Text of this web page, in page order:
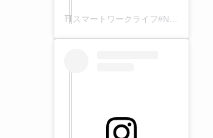
⛩️スマートワークライフ#Nikko ⛩️(@smartwl.nikko)がシェアした投稿